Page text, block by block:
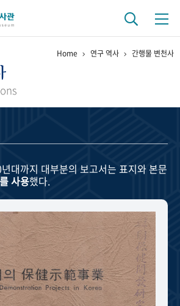
보는 연구 역사
연구자들
기록물 행정박물 영상 기록물
는 50년 50+1주년 광장
Home 연구 역사 간행물 변천사
대까지 대부분의 보고서는 표지와 본문
사용했다.